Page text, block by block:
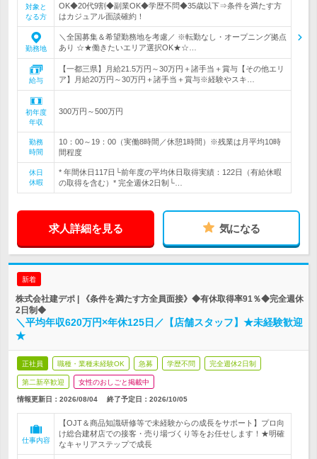
対象と
なる方
OK◆20代9割◆副業OK◆学歴不問◆35歳以下⇒条件を満たす方
はカジュアル面談確約！
勤務地
＼全国募集＆希望勤務地を考慮／ ※転勤なし・オープニング拠点
あり ☆★働きたいエリア選択OK★☆…
給与
【一都三県】月給21.5万円～30万円＋諸手当＋賞与【その他エリ
ア】月給20万円～30万円＋諸手当＋賞与※経験やスキ…
初年度
年収
300万円～500万円
勤務
時間
10：00～19：00（実働8時間／休憩1時間）※残業は月平均10時
間程度
休日
休暇
* 年間休日117日└前年度の平均休日取得実績：122日（有給休暇
の取得を含む）* 完全週休2日制└…
求人詳細を見る 気になる
新着
株式会社建デポ | 《条件を満たす方全員面接》◆有休取得率91％◆完全週休
2日制◆
＼平均年収620万円×年休125日／【店舗スタッフ】★未経験歓迎
★
正社員 職種・業種未経験OK 急募 学歴不問 完全週休2日制
第二新卒歓迎 女性のおしごと掲載中
情報更新日：2026/08/04 終了予定日： 2026/10/05
仕事内容
【OJT＆商品知識研修等で未経験からの成長をサポート】プロ向
け総合建材店での接客・売り場づくり等をお任せします！★明確
なキャリアステップで成長